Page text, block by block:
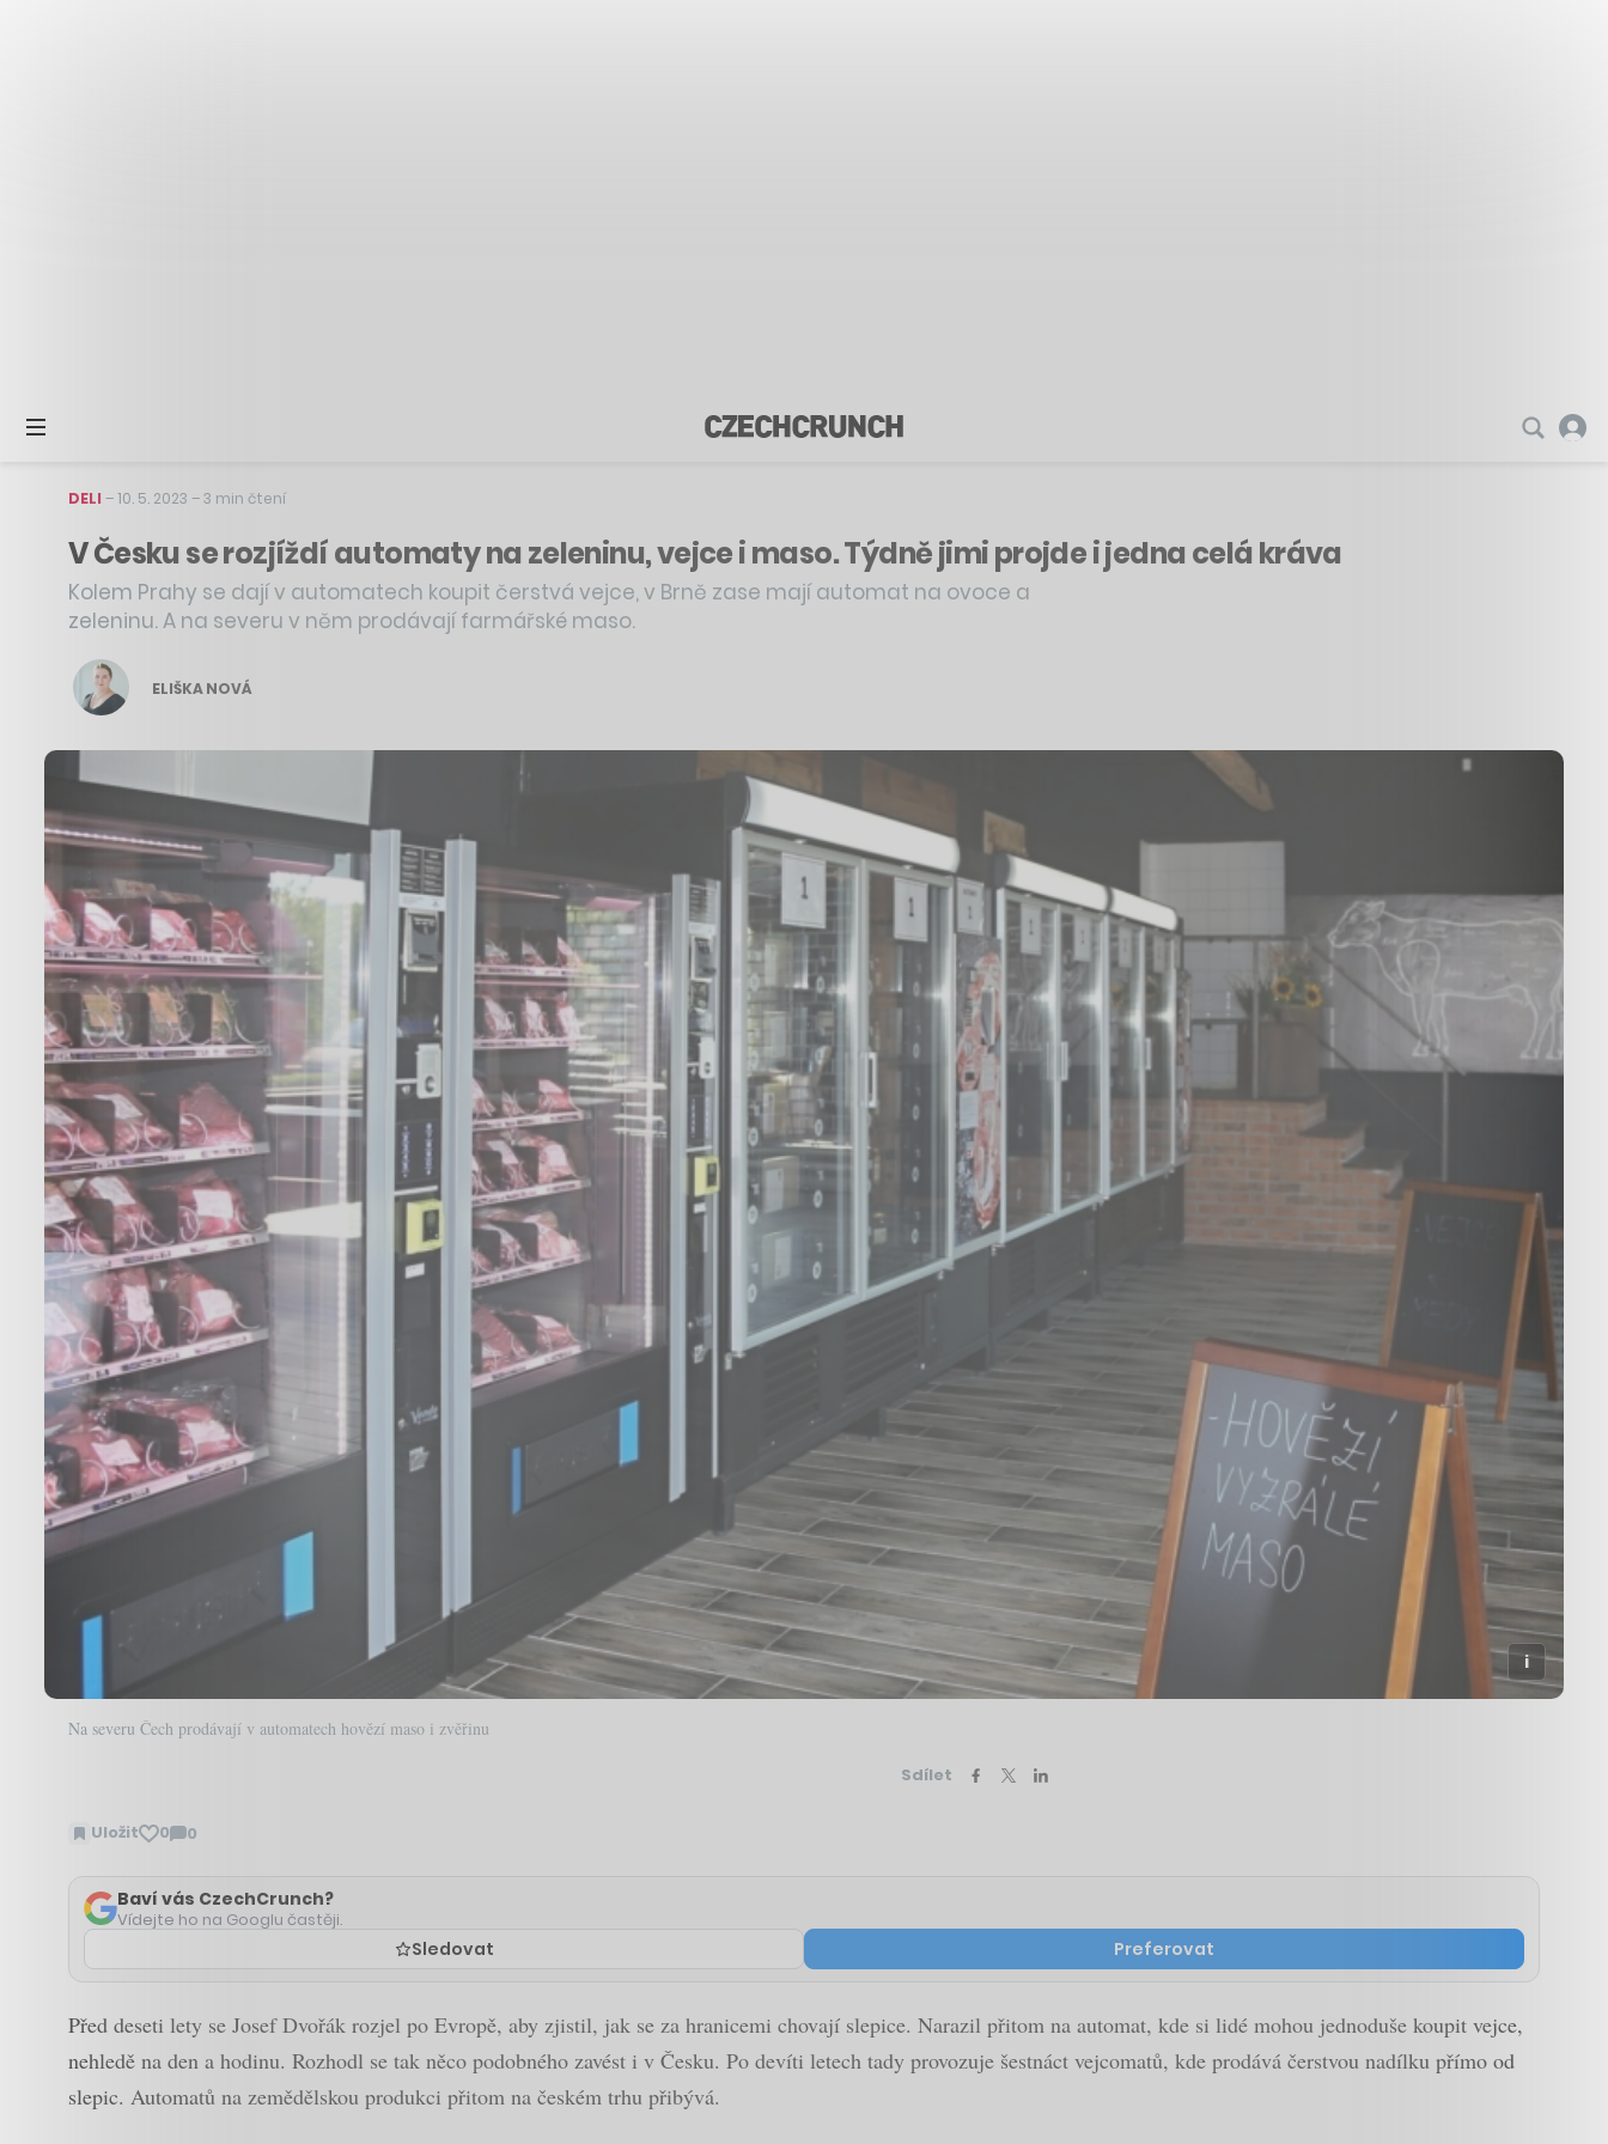
DELI –10. 5. 2023 –3 min čtení
V Česku se rozjíždí automaty na zeleninu, vejce i maso. Týdně jimi projde i jedna celá kráva
Kolem Prahy se dají v automatech koupit čerstvá vejce, v Brně zase mají automat na ovoce a
zeleninu. A na severu v něm prodávají farmářské maso.
ELIŠKA NOVÁ
Na severu Čech prodávají v automatech hovězí maso i zvěřinu
Sdílet
Uložit 0 0
Zobrazit
Baví vás CzechCrunch?
Vídejte ho na Googlu častěji.
Sledovat Preferovat
Před deseti lety se Josef Dvořák rozjel po Evropě, aby zjistil, jak se za hranicemi chovají slepice. Narazil přitom na automat, kde si lidé mohou jednoduše koupit vejce,
nehledě na den a hodinu. Rozhodl se tak něco podobného zavést i v Česku. Po devíti letech tady provozuje šestnáct vejcomatů, kde prodává čerstvou nadílku přímo od
slepic. Automatů na zemědělskou produkci přitom na českém trhu přibývá.